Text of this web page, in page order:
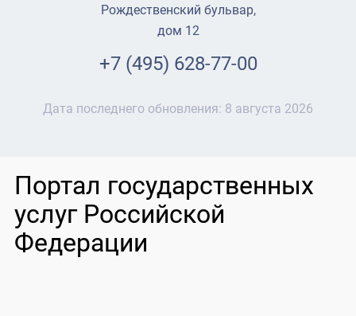
Рождественский бульвар,
дом 12
+7 (495) 628-77-00
Дата последнего обновления: 8 августа 2026
Портал государственных
услуг Российской
Федерации